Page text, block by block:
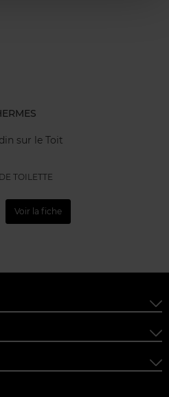
sur le Toit
TOILETTE
Voir la fiche